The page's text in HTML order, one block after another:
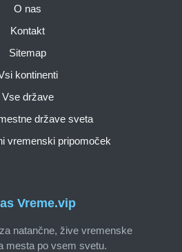
Vreme.vip
natančne, žive vremenske
mesta po vsem svetu.
O nas
Kontakt
Sitemap
kontinenti
Vse države
države sveta
vremenski pripomoček